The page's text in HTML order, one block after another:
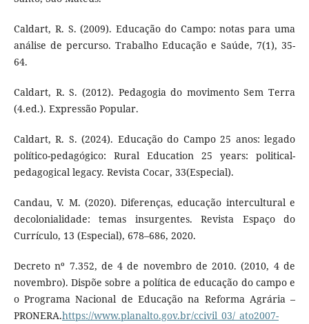
Caldart, R. S. (2009). Educação do Campo: notas para uma
análise de percurso. Trabalho Educação e Saúde, 7(1), 35-
64.
Caldart, R. S. (2012). Pedagogia do movimento Sem Terra
(4.ed.). Expressão Popular.
Caldart, R. S. (2024). Educação do Campo 25 anos: legado
político-pedagógico: Rural Education 25 years: political-
pedagogical legacy. Revista Cocar, 33(Especial).
Candau, V. M. (2020). Diferenças, educação intercultural e
decolonialidade: temas insurgentes. Revista Espaço do
Currículo, 13 (Especial), 678–686, 2020.
Decreto nº 7.352, de 4 de novembro de 2010. (2010, 4 de
novembro). Dispõe sobre a política de educação do campo e
o Programa Nacional de Educação na Reforma Agrária –
PRONERA.https://www.planalto.gov.br/ccivil_03/_ato2007-